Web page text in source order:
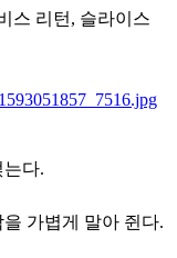
스 리턴, 슬라이스
다.
가볍게 말아 쥔다.